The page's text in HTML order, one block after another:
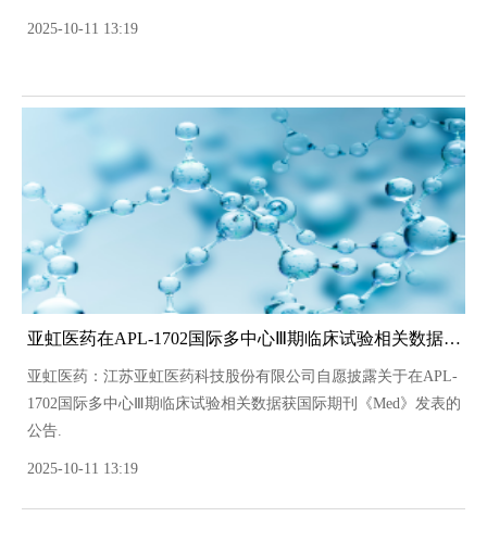
2025-10-11 13:19
亚虹医药在APL-1702国际多中心Ⅲ期临床试验相关数据获国际期刊《Med》发表
亚虹医药：江苏亚虹医药科技股份有限公司自愿披露关于在APL-
1702国际多中心Ⅲ期临床试验相关数据获国际期刊《Med》发表的
公告.
2025-10-11 13:19